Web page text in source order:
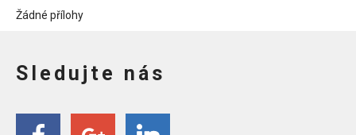
Žádné přílohy
Sledujte nás